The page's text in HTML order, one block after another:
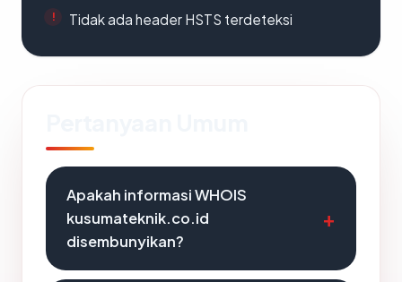
Tidak ada header HSTS terdeteksi
Apakah informasi WHOIS
kusumateknik.co.id
disembunyikan?